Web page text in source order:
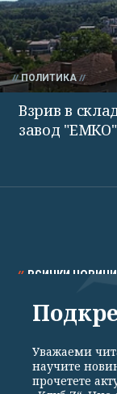
ПОЛИТИКА
Взрив в
завод
ВСИЧКИ НОВИНИ
СПОРТ
Уважаеми
научите
прочетете